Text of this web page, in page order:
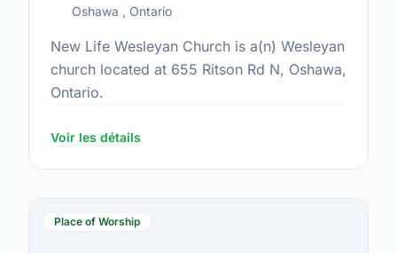
Oshawa , Ontario
New Life Wesleyan Church is a(n) Wesleyan
church located at 655 Ritson Rd N, Oshawa,
Ontario.
Voir les détails
Place of Worship